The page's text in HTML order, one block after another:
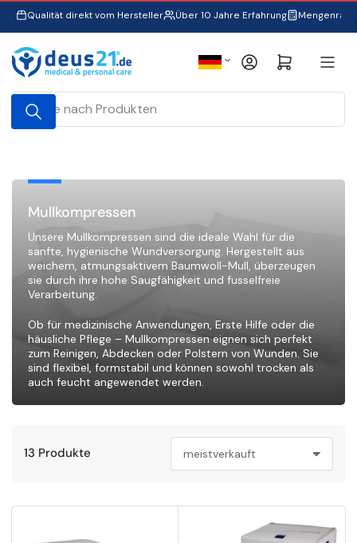
Zum
springen
Qualität direkt vom Hersteller Über 10 Jahre Erfahrung
Suche
nach
Produkten
S
p
r
e
AnmeldenMini-Warenkorb öffnen
Mullkompressen
Unsere Mullkompressen sind die ideale Wahl für die
sanfte, hygienische Wundversorgung. Hergestellt aus
weichem, atmungsaktivem Baumwoll-Mull, überzeugen
sie durch ihre hohe Saugfähigkeit und fusselfreie
Verarbeitung.
Ob für medizinische Anwendungen, Erste Hilfe oder die
häusliche Pflege – Mullkompressen eignen sich perfekt
zum Reinigen, Abdecken oder Polstern von Wunden. Sie
sind flexibel, formstabil und können sowohl trocken als
auch feucht angewendet werden.
t
13 Produkte